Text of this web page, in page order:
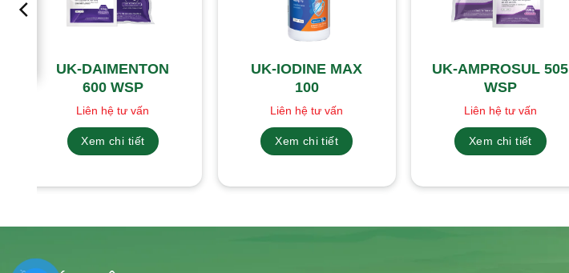
UK-DAIMENTON
600 WSP
Liên hệ tư vấn
Xem chi tiết
UK-IODINE MAX
100
Liên hệ tư vấn
Xem chi tiết
UK-AMPROSUL 505
WSP
Liên hệ tư vấn
Xem chi tiết